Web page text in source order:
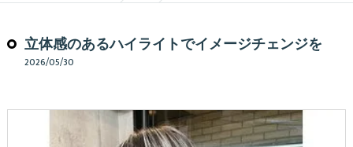
立体感のあるハイライトでイメージチェンジを
2026/05/30